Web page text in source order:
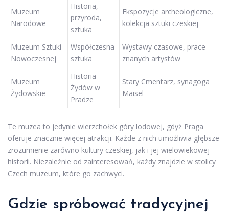
Muzeum
Narodowe
Historia,
przyroda,
sztuka
Ekspozycje archeologiczne,
kolekcja sztuki czeskiej
Muzeum Sztuki
Nowoczesnej
Współczesna
sztuka
Wystawy czasowe, prace
znanych artystów
Muzeum
Żydowskie
Historia
Żydów w
Pradze
Stary Cmentarz, synagoga
Maisel
Te muzea to jedynie wierzchołek góry lodowej, gdyż Praga
oferuje znacznie więcej atrakcji. Każde z nich umożliwia głębsze
zrozumienie zarówno kultury czeskiej, jak i jej wielowiekowej
historii. Niezależnie od zainteresowań, każdy znajdzie w stolicy
Czech muzeum, które go zachwyci.
Gdzie spróbować tradycyjnej